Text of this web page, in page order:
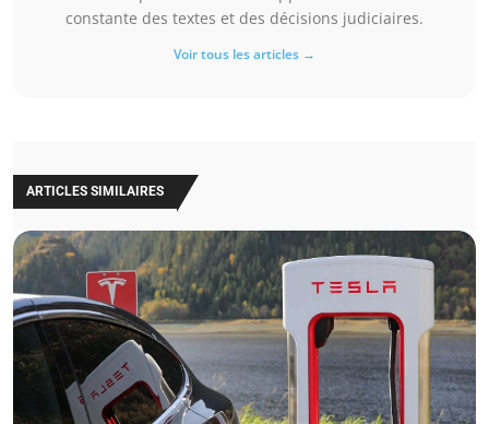
constante des textes et des décisions judiciaires.
Voir tous les articles →
ARTICLES SIMILAIRES